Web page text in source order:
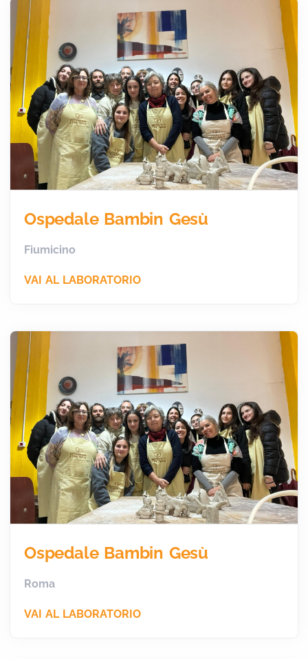
Ospedale Bambin Gesù
Fiumicino
VAI AL LABORATORIO
Ospedale Bambin Gesù
Roma
VAI AL LABORATORIO